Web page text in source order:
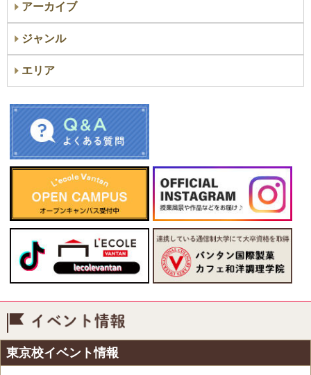
アーカイブ
ジャンル
エリア
東京校イベント情報